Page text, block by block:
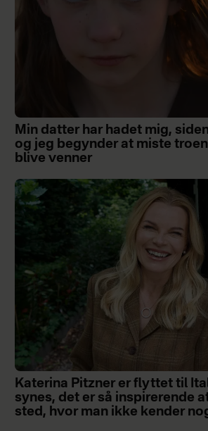
Min datter har hadet mig,
og jeg begynder at miste
blive venner
Katerina Pitzner er flyttet til
synes, det er så inspirerende
sted, hvor man ikke kender